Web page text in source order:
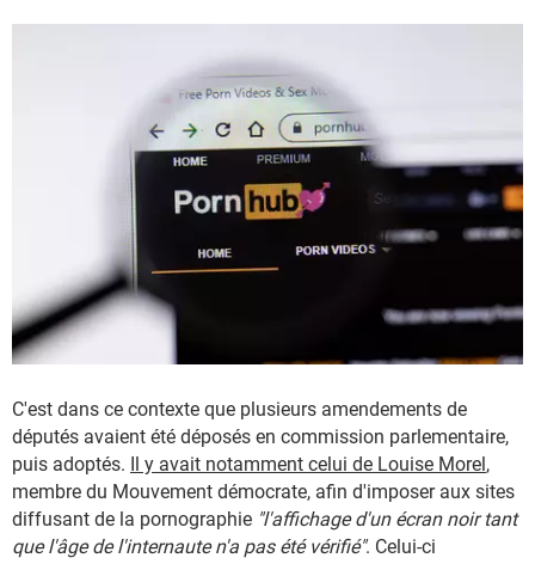
C'est dans ce contexte que plusieurs amendements de
députés avaient été déposés en commission parlementaire,
puis adoptés.
Il y avait notamment celui de Louise Morel ,
membre du Mouvement démocrate, afin d'imposer aux sites
diffusant de la pornographie "l'affichage d'un écran noir tant
que l'âge de l'internaute n'a pas été vérifié". Celui-ci